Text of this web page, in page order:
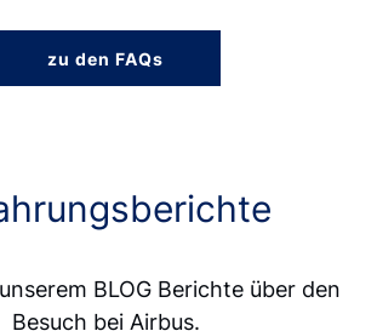
zu den FAQs
BLOG Berichte über den
Besuch bei Airbus.